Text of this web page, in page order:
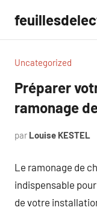
contenu
Uncategorized
Préparer
ramonage
par Louise KESTEL
Le ramonage de
indispensable
de votre